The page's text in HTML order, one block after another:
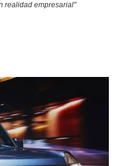
realidad empresarial"